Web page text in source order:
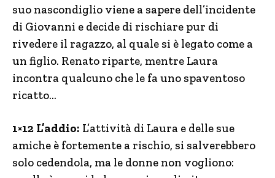
suo nascondiglio viene a sapere dell’incidente
di Giovanni e decide di rischiare pur di
rivedere il ragazzo, al quale si è legato come a
un figlio. Renato riparte, mentre Laura
incontra qualcuno che le fa uno spaventoso
ricatto…
1×12 L’addio: L’attività di Laura e delle sue
amiche è fortemente a rischio, si salverebbero
solo cedendola, ma le donne non vogliono: